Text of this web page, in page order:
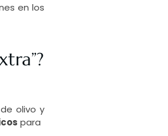
en los
olivo y
para